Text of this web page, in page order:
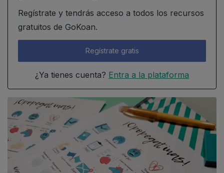
Regístrate y tendrás acceso a todos los recursos
gratuitos de GoKoan.
Regístrate gratis
¿Ya tienes cuenta? Entra a la plataforma